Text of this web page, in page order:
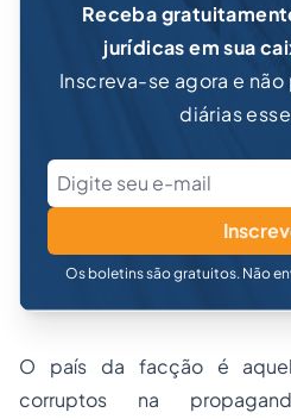
Receba
jurídicas em sua
Inscreva-se agora e
diárias
Os boletins são gratuitos. Não
O país da facção é
corruptos na